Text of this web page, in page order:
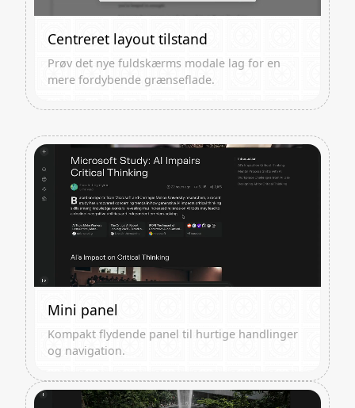
Centreret layout tilstand
Prøv det nye fuldskærms modale lag for en
mere fordybende grænseflade.
Mini panel
Kompakt flydende panel til hurtige handlinger
og navigation.